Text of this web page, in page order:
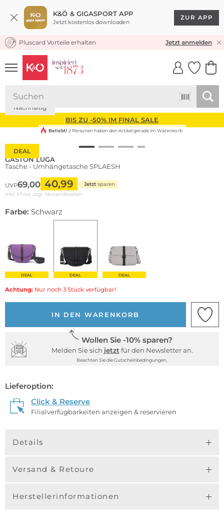
K&Ö & GIGASPORT APP
Jetzt kostenlos downloaden
ZUR APP
KOSTENLOSER VERSAND* & RÜCKVERSAND
Pluscard Vorteile erhalten Jetzt anmelden
UNSERE APP
CLICK &
BIS ZU -50% IM FINAL SALE
DEAL
Nachhaltig
Beliebt! 2 Personen haben den Artikel gerade im Warenkorb
GASTON LUGA
Tasche - Umhängetasche SPLAESH
UVP69,00 40,99 Jetzt sparen
inkl. Mwst zzgl. Versandkosten
Farbe: Schwarz
DEAL DEAL DEAL
Achtung: Nur noch 3 Stück verfügbar!
IN DEN WARENKORB
Wollen Sie -10% sparen?
Melden Sie sich jetzt für den Newsletter an.
Beachten Sie die Gutscheinbedingungen.
Lieferoption:
Click & Reserve
Filialverfügbarkeiten anzeigen & reservieren
Details
Versand & Retoure
Herstellerinformationen